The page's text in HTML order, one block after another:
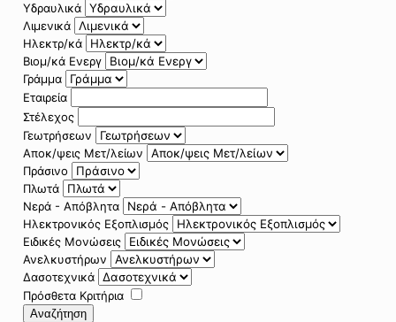
Υδραυλικά
Λιμενικά
Ηλεκτρ/κά
Βιομ/κά Ενεργ
Γράμμα
Εταιρεία
Στέλεχος
Γεωτρήσεων
Αποκ/ψεις Μετ/λείων
Πράσινο
Πλωτά
Νερά - Απόβλητα
Ηλεκτρονικός Εξοπλισμός
Ειδικές Μονώσεις
Ανελκυστήρων
Δασοτεχνικά
Πρόσθετα Κριτήρια
Αναζήτηση